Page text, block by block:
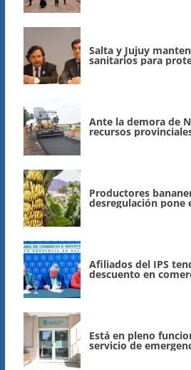
Salta y Jujuy
sanitarios para
Ante la demora de
recursos
repavimentación
Productores
desregulación pone
empleos en Salta
Afiliados del IPS
descuento en
Está en pleno
servicio de